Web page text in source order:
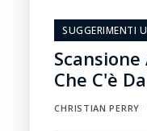
SUGGERIMENTI
Che C'è
CHRISTIAN PERRY